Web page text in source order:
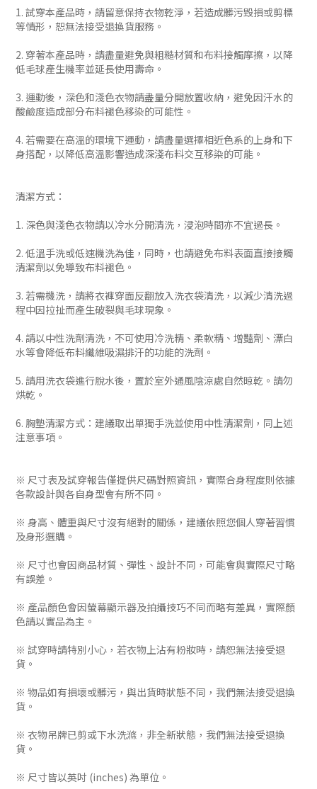
1. 試穿本產品時，請留意保持衣物乾淨，若造成髒污毀損或剪標
等情形，恕無法接受退換貨服務。
2. 穿著本產品時，請盡量避免與粗糙材質和布料接觸摩擦，以降
低毛球產生機率並延長使用壽命。
3. 運動後，深色和淺色衣物請盡量分開放置收納，避免因汗水的
酸鹼度造成部分布料褪色移染的可能性。
4. 若需要在高溫的環境下運動，請盡量選擇相近色系的上身和下
身搭配，以降低高溫影響造成深淺布料交互移染的可能。
清潔方式：
1. 深色與淺色衣物請以冷水分開清洗，浸泡時間亦不宜過長。
2. 低溫手洗或低速機洗為佳，同時，也請避免布料表面直接接觸
清潔劑以免導致布料褪色。
3. 若需機洗，請將衣褲穿面反翻放入洗衣袋清洗，以減少清洗過
程中因拉扯而產生破裂與毛球現象。
4. 請以中性洗劑清洗，不可使用冷洗精、柔軟精、增豔劑、漂白
水等會降低布料纖維吸濕排汗的功能的洗劑。
5. 請用洗衣袋進行脫水後，置於室外通風陰涼處自然晾乾。請勿
烘乾。
6. 胸墊清潔方式：建議取出單獨手洗並使用中性清潔劑，同上述
注意事項。
※ 尺寸表及試穿報告僅提供尺碼對照資訊，實際合身程度則依據
各款設計與各自身型會有所不同。
※ 身高、體重與尺寸沒有絕對的關係，建議依照您個人穿著習慣
及身形選購。
※ 尺寸也會因商品材質、彈性、設計不同，可能會與實際尺寸略
有誤差。
※ 產品顏色會因螢幕顯示器及拍攝技巧不同而略有差異，實際顏
色請以實品為主。
※ 試穿時請特別小心，若衣物上沾有粉妝時，請恕無法接受退
貨。
※ 物品如有損壞或髒污，與出貨時狀態不同，我們無法接受退換
貨。
※ 衣物吊牌已剪或下水洗滌，非全新狀態，我們無法接受退換
貨。
※ 尺寸皆以英吋 (inches) 為單位。